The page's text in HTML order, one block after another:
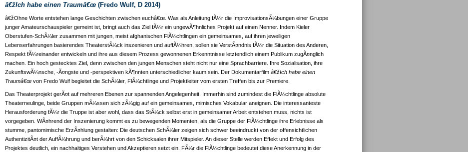
â€žIch habe einen Traumâ€œ (Fredo Wulf, D 2014)
â€žOhne Worte entstehen lange Geschichten zwischen euchâ€œ. Was als Anleitung fÃ¼r die ImprovisationsÃ¼bungen einer Gruppe
junger Amateurschauspieler gemeint ist, bringt auch das Ziel fÃ¼r ein ungewÃ¶hnliches Projekt auf einen Nenner. Indem Kieler
Oberstufen-SchÃ¼ler zusammen mit jungen, meist afghanischen FlÃ¼chtlingen ein gemeinsames, auf ihren jeweiligen
Lebenserfahrungen basierendes TheaterstÃ¼ck inszenieren und auffÃ¼hren, sollen sie VerstÃ¤ndnis fÃ¼r die Situation des Anderen,
Respekt fÃ¼reinander entwickeln und ihre aus diesem Prozess gewonnenen Erkenntnisse letztendlich einem Publikum zugÃ¤nglich
machen. Ein hoch gestecktes Ziel, denn zwischen den jungen Menschen steht nicht nur eine Sprachbarriere. Ihre Sozialisation, ihre
ZukunftswÃ¼nsche, -Ã¤ngste und -perspektiven kÃ¶nnten unterschiedlicher kaum sein. Der Dokumentarfilm â€žIch habe einen
Traumâ€œ von Fredo Wulf begleitet die SchÃ¼ler, FlÃ¼chtlinge und Projektleiter vom ersten Treffen bis zur Premiere.
Das Theaterprojekt gerÃ¤t auf mehreren Ebenen zur spannenden Angelegenheit. Immerhin sind zumindest die FlÃ¼chtlinge absolute
Theaterneulinge, beide Gruppen mÃ¼ssen sich zÃ¼gig auf ein gemeinsames, mimisches Vokabular aneignen. Die interessanteste
Herausforderung fÃ¼r die Truppe ist aber wohl, dass das StÃ¼ck selbst erst in gemeinsamer Arbeit entstehen muss, nichts ist
vorgegeben. WÃ¤hrend der Inszenierung kommt es zu bewegenden Momenten, als die Gruppe der FlÃ¼chtlinge ihre Erlebnisse als
stumme, pantomimische ErzÃ¤hlung gestalten: Die deutschen SchÃ¼ler zeigen sich schwer beeindruckt von der offensichtlichen
AuthentizitÃ¤t der AuffÃ¼hrung und berÃ¼hrt von den Schicksalen ihrer Mitspieler. An dieser Stelle werden Effekt und Erfolg des
Projektes deutlich, ein nachhaltiges Verstehen und Akzeptieren setzt ein. FÃ¼r die FlÃ¼chtlinge bedeutet diese Anerkennung in der